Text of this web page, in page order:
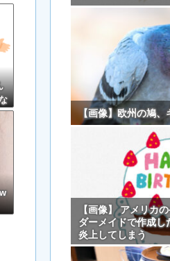
【画像】欧州の鳩、
【画像】 アメリカ
ダーメイドで作成し
炎上してしまう